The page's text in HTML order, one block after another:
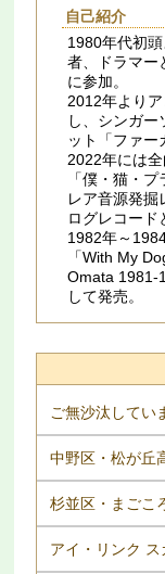
自己紹介
1980年代初
者、ドラマー
に参加。
2012年より
し、シンガー
ット「ファー
2022年には
「僕・猫・
レア音源発掘
ログレコード
1982年～
「With My
Omata 1981​-​
して発売。
ご無沙汰してい
中野区・松が丘
杉並区・まごこ
アイ・リンク ス